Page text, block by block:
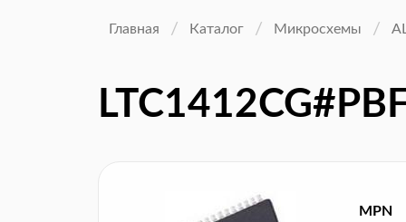
Главная Каталог Микросхемы
MPN